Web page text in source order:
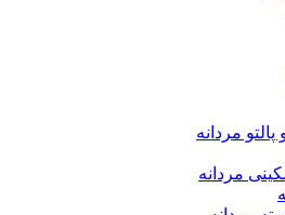
مردانه
مردانه